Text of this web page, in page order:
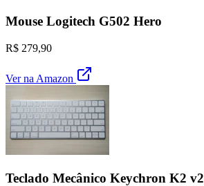
Mouse Logitech G502 Hero
R$ 279,90
Ver na Amazon
Teclado Mecânico Keychron K2 v2